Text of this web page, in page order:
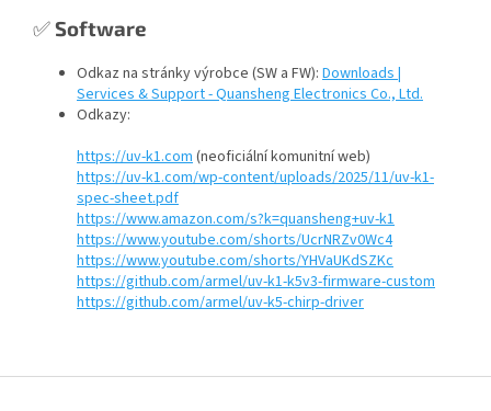
✅Software
Odkaz na stránky výrobce (SW a FW): Downloads |
Services & Support - Quansheng Electronics Co., Ltd.
Odkazy:
https://uv-k1.com (neoficiální komunitní web)
https://uv-k1.com/wp-content/uploads/2025/11/uv-k1-
spec-sheet.pdf
https://www.amazon.com/s?k=quansheng+uv-k1
https://www.youtube.com/shorts/UcrNRZv0Wc4
https://www.youtube.com/shorts/YHVaUKdSZKc
https://github.com/armel/uv-k1-k5v3-firmware-custom
https://github.com/armel/uv-k5-chirp-driver